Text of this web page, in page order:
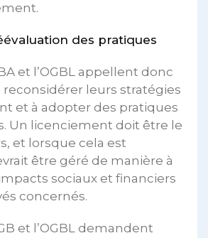
des pratiques
et l’OGBL appellent donc
reconsidérer leurs stratégies
et à adopter des pratiques
Un licenciement doit être le
et lorsque cela est
être géré de manière à
sociaux et financiers
concernés.
et l’OGBL demandent